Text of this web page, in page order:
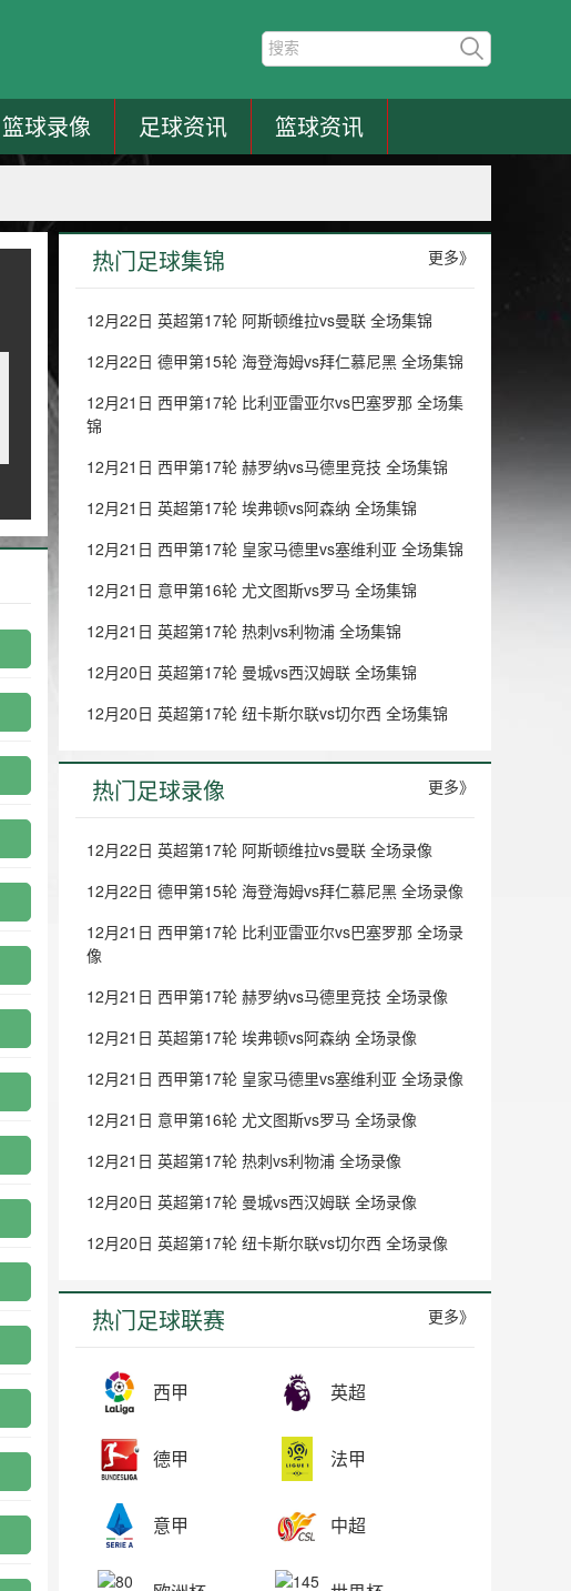
篮球录像 足球资讯 篮球资讯
热门足球集锦 更多》
12月22日 英超第17轮 阿斯顿维拉vs曼联 全场集锦
12月22日 德甲第15轮 海登海姆vs拜仁慕尼黑 全场集锦
12月21日 西甲第17轮 比利亚雷亚尔vs巴塞罗那 全场集
锦
12月21日 西甲第17轮 赫罗纳vs马德里竞技 全场集锦
12月21日 英超第17轮 埃弗顿vs阿森纳 全场集锦
12月21日 西甲第17轮 皇家马德里vs塞维利亚 全场集锦
12月21日 意甲第16轮 尤文图斯vs罗马 全场集锦
12月21日 英超第17轮 热刺vs利物浦 全场集锦
12月20日 英超第17轮 曼城vs西汉姆联 全场集锦
12月20日 英超第17轮 纽卡斯尔联vs切尔西 全场集锦
热门足球录像 更多》
12月22日 英超第17轮 阿斯顿维拉vs曼联 全场录像
12月22日 德甲第15轮 海登海姆vs拜仁慕尼黑 全场录像
12月21日 西甲第17轮 比利亚雷亚尔vs巴塞罗那 全场录
像
12月21日 西甲第17轮 赫罗纳vs马德里竞技 全场录像
12月21日 英超第17轮 埃弗顿vs阿森纳 全场录像
12月21日 西甲第17轮 皇家马德里vs塞维利亚 全场录像
12月21日 意甲第16轮 尤文图斯vs罗马 全场录像
12月21日 英超第17轮 热刺vs利物浦 全场录像
12月20日 英超第17轮 曼城vs西汉姆联 全场录像
12月20日 英超第17轮 纽卡斯尔联vs切尔西 全场录像
热门足球联赛 更多》
西甲 英超
德甲 法甲
意甲 中超